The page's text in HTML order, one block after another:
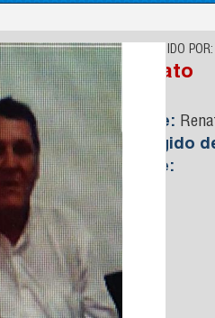
CONHECIDO POR:
Renato
Nome:
Foragido
Idade: